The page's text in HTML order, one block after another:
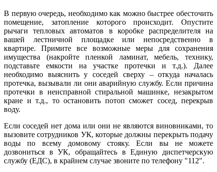
В первую очередь, необходимо как можно быстрее обесточить
помещение, затопление которого происходит. Опустите
рычаги тепловых автоматов в коробке распределителя на
вашей лестничной площадке или непосредственно в
квартире. Примите все возможные меры для сохранения
имущества (накройте пленкой ламинат, мебель, технику,
подставьте емкости на участке протечки и т.д.). Далее
необходимо выяснить у соседей сверху – откуда началась
протечка, вызывали ли они аварийную службу. Если причина
протечки в неисправной стиральной машинке, незакрытом
кране и т.д., то остановить потоп сможет сосед, перекрыв
воду.
Если соседей нет дома или они не являются виновниками, то
вызовите сотрудников УК, которые должны перекрыть подачу
воды по всему домовому стояку. Если вы не можете
дозвониться в УК, обращайтесь в Единую диспетчерскую
службу (ЕДС), в крайнем случае звоните по телефону "112".